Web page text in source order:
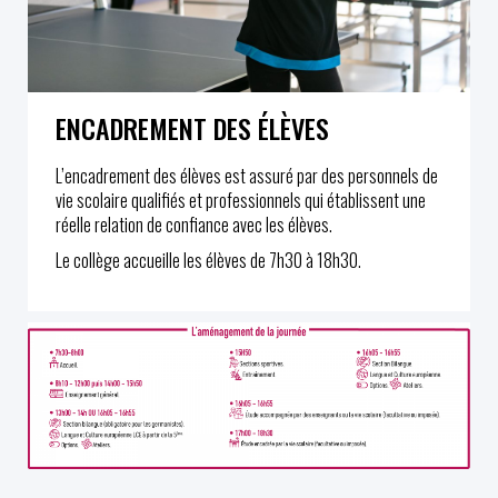
ENCADREMENT DES ÉLÈVES
L’encadrement des élèves est assuré par des personnels de
vie scolaire qualifiés et professionnels qui établissent une
réelle relation de confiance avec les élèves.
Le collège accueille les élèves de 7h30 à 18h30.